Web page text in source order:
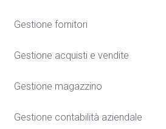
Gestione fornitori
Gestione acquisti e vendite
Gestione magazzino
Gestione contabilità aziendale